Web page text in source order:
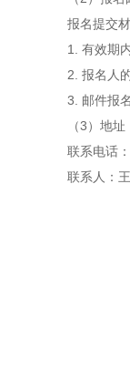
报名提交
1. 有效期
2. 报名人
3. 邮件报
（3）地址
联系电话
联系人：